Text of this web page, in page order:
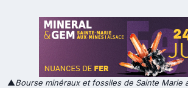
▲Bourse minéraux et fossiles de Sainte Marie